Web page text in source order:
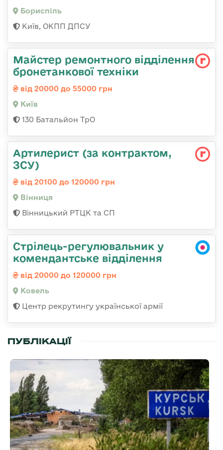
Бориспіль
Київ, ОКПП ДПСУ
Майстер ремонтного відділення
бронетанкової техніки
від 20000 до 55000 грн
Київ
130 Батальйон ТрО
Артилерист (за контрактом,
ЗСУ)
від 20100 до 120000 грн
Вінниця
Вінницький РТЦК та СП
Стрілець-регулювальник у
комендантське відділення
від 20000 до 120000 грн
Ковель
Центр рекрутингу української армії
ПУБЛІКАЦІЇ